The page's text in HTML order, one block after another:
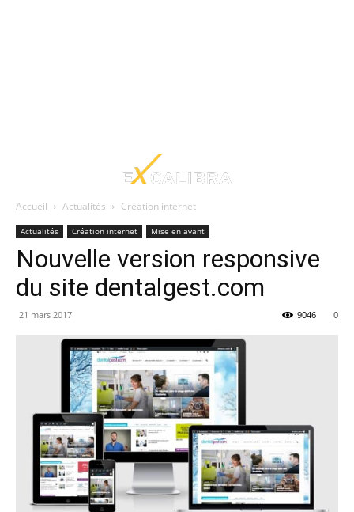
Accueil Actualités Création internet
Actualités Création internet Mise en avant
Nouvelle version responsive
du site dentalgest.com
21 mars 2017 0
9046